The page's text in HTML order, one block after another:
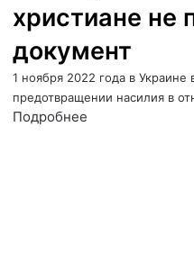
христиане не
документ
1 ноября 2022 года в
предотвращении насилия в
Подробнее